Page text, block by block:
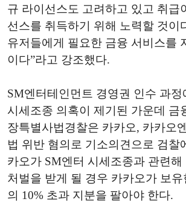
규 라이선스도 고려하고 있고 취급
선스를 취득하기 위해 노력할 것이
유저들에게 필요한 금융 서비스를
이다”라고 강조했다.
SM엔터테인먼트 경영권 인수 과정
시세조종 의혹이 제기된 가운데 금
장특별사법경찰은 카카오, 카카오
법 위반 혐의로 기소의견으로 검찰
카오가 SM엔터 시세조종과 관련해
처벌을 받게 될 경우 카카오가 보유
의 10% 초과 지분을 팔아야 한다.